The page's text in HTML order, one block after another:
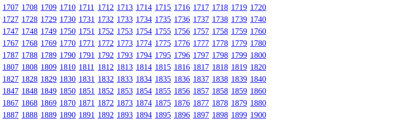
1707 1708 1709 1710 1711 1712 1713 1714 1715 1716 1717 1718 1719 1720
1727 1728 1729 1730 1731 1732 1733 1734 1735 1736 1737 1738 1739 1740
1747 1748 1749 1750 1751 1752 1753 1754 1755 1756 1757 1758 1759 1760
1767 1768 1769 1770 1771 1772 1773 1774 1775 1776 1777 1778 1779 1780
1787 1788 1789 1790 1791 1792 1793 1794 1795 1796 1797 1798 1799 1800
1807 1808 1809 1810 1811 1812 1813 1814 1815 1816 1817 1818 1819 1820
1827 1828 1829 1830 1831 1832 1833 1834 1835 1836 1837 1838 1839 1840
1847 1848 1849 1850 1851 1852 1853 1854 1855 1856 1857 1858 1859 1860
1867 1868 1869 1870 1871 1872 1873 1874 1875 1876 1877 1878 1879 1880
1887 1888 1889 1890 1891 1892 1893 1894 1895 1896 1897 1898 1899 1900